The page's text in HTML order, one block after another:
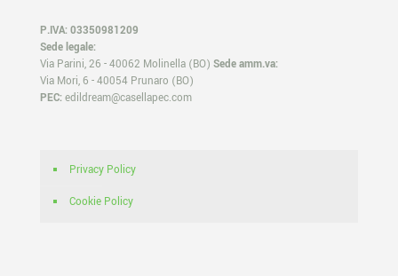
P.IVA: 03350981209
Sede legale:
Via Parini, 26 - 40062 Molinella (BO) Sede amm.va:
Via Mori, 6 - 40054 Prunaro (BO)
PEC: edildream@casellapec.com
Privacy Policy
Cookie Policy